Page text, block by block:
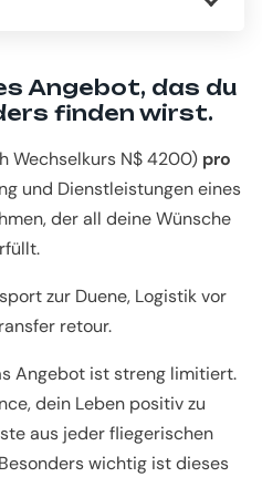
Angebot, das du
finden wirst.
Wechselkurs N$ 4200) pro
und Dienstleistungen eines
der all deine Wünsche
zur Duene, Logistik vor
retour.
Angebot ist streng limitiert.
dein Leben positiv zu
aus jeder fliegerischen
wichtig ist dieses